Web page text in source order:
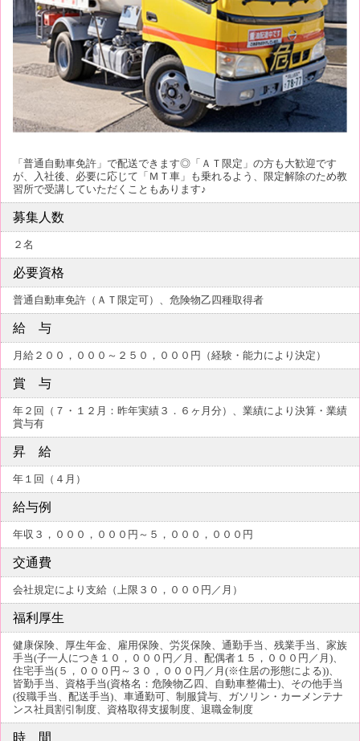
「普通自動車免許」で配送できます◎「ＡＴ限定」の方も大歓迎です
が、入社後、必要に応じて「ＭＴ車」も乗れるよう、限定解除のため教
習所で受講していただくこともあります♪
募集人数
２名
必要資格
普通自動車免許（ＡＴ限定可）、危険物乙四種取得者
給 与
月給２００，０００～２５０，０００円（経験・能力により決定）
賞 与
年２回（７・１２月：昨年実績３．６ヶ月分）、業績により決算・業績
賞与有
昇 給
年１回（４月）
給与例
年収３，０００，０００円～５，０００，０００円
交通費
会社規定により支給（上限３０，０００円／月）
福利厚生
健康保険、厚生年金、雇用保険、労災保険、通勤手当、残業手当、家族
手当(子一人につき１０，０００円／月、配偶者１５，０００円／月)、
住宅手当(５，０００円～３０，０００円／月(※住居の形態による))、
皆勤手当、資格手当(資格名：危険物乙四、自動車整備士)、その他手当
(役職手当、配送手当)、車通勤可、制服貸与、ガソリン・カーメンテナ
ンス社員割引制度、資格取得支援制度、退職金制度
時 間